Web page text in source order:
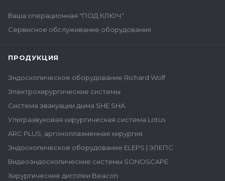
Ваша операционная "ПОД КЛЮЧ"
Сервисное обслуживание оборудования
ПРОДУКЦИЯ
Эндоскопическое оборудование Richard Wolf
Электрохирургические системы
Система эвакуации дыма SHE SHA
Ультразвуковая хирургическая система Lotus
ARC PLUS, аргоноплазменная хирургия
Эндоскопическое оборудование ELEPS | ЭЛЕПС
Видеоэндоскопические системы SONOSCAPE
Хирургические дисплеи Beacon